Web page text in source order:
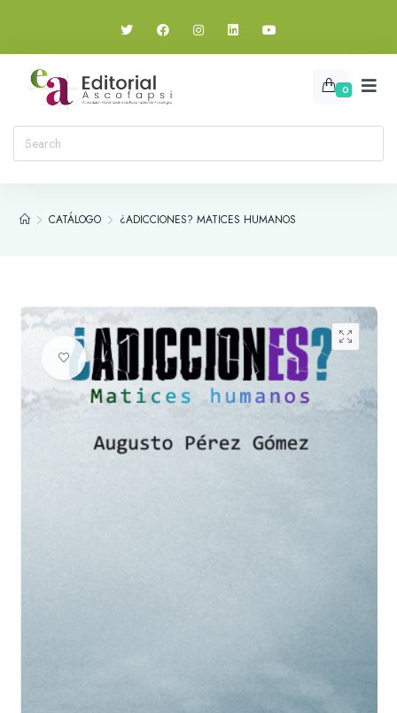
0
CATÁLOGO ¿ADICCIONES? MATICES HUMANOS
Añadir a la lista de deseos